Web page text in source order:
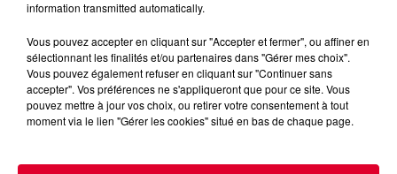
information transmitted automatically.
Vous pouvez accepter en cliquant sur "Accepter et fermer", ou affiner en
sélectionnant les finalités et/ou partenaires dans "Gérer mes choix".
Vous pouvez également refuser en cliquant sur "Continuer sans
accepter". Vos préférences ne s'appliqueront que pour ce site. Vous
pouvez mettre à jour vos choix, ou retirer votre consentement à tout
moment via le lien "Gérer les cookies" situé en bas de chaque page.